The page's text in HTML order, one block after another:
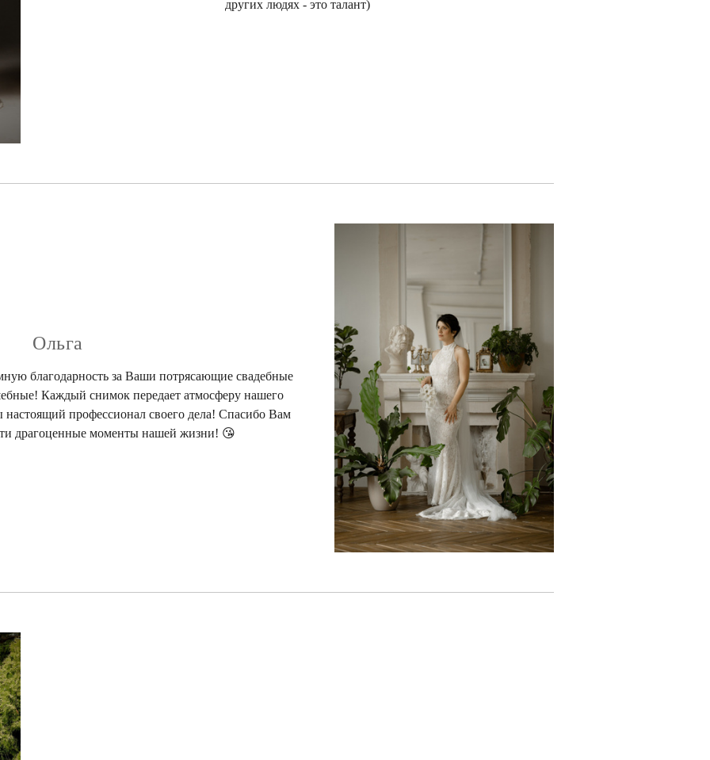
других людях - это талант)
Ольга
благодарность за Ваши потрясающие свадебные
Каждый снимок передает атмосферу нашего
профессионал своего дела! Спасибо Вам
драгоценные моменты нашей жизни! 😘